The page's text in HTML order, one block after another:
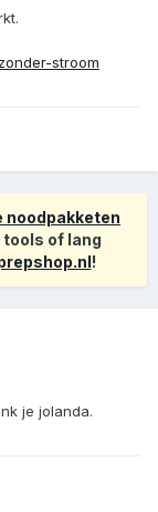
stroom
noodpakketen
of lang
!
je jolanda.